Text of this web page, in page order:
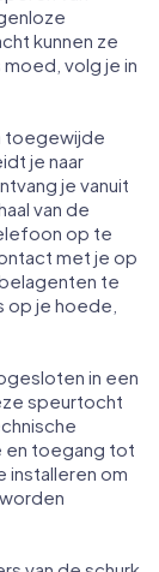
kunnen ze
volg je in
toegewijde
je naar
je vanuit
van de
op te
met je op
te
op je hoede,
in een
speurtocht
en toegang tot
installeren om